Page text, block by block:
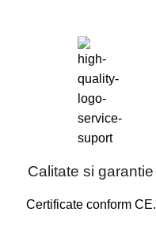
Calitate si garantie
Certificate conform CE.